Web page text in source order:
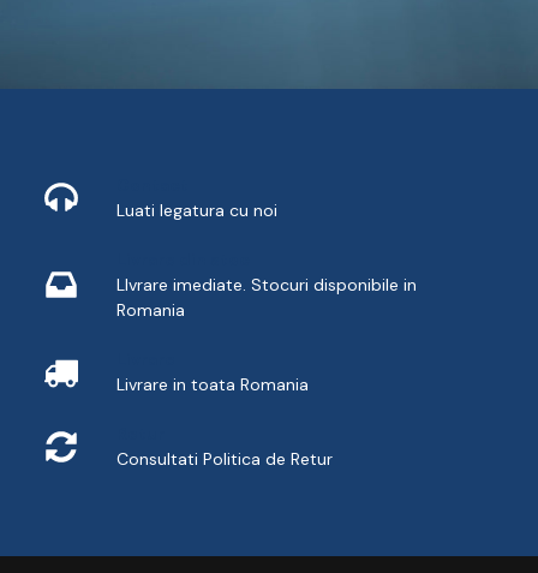
Luati legatura cu noi
LIvrare imediate. Stocuri disponibile in
Romania
Livrare in toata Romania
Consultati Politica de Retur